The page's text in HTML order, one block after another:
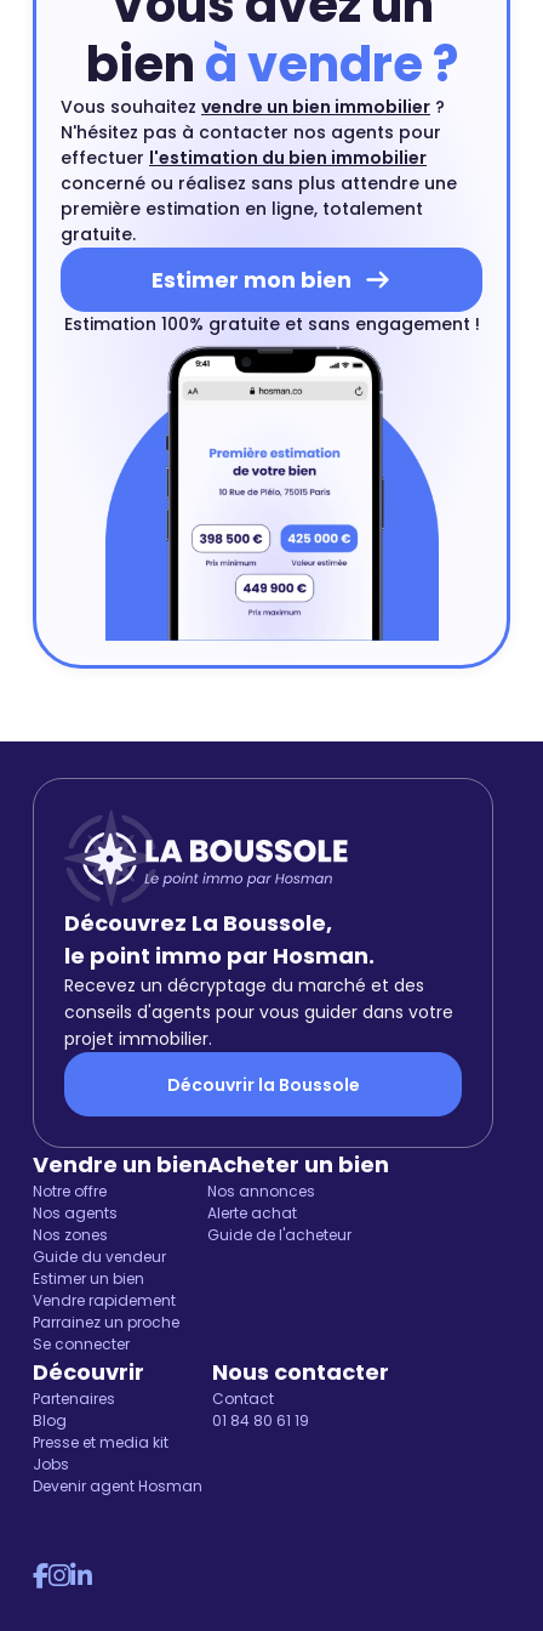
bienà vendre ?
Vous souhaitez vendre un bien immobilier ?
N'hésitez pas à contacter nos agents pour
effectuer l'estimation du bien immobilier
concerné ou réalisez sans plus attendre une
première estimation en ligne, totalement
gratuite.
Estimer mon bien
Estimation 100% gratuite et sans engagement !
Découvrez La Boussole,
le point immo par Hosman.
Recevez un décryptage du marché et des
conseils d'agents pour vous guider dans votre
projet immobilier.
Découvrir la Boussole
Vendre un bien
Notre offre
Nos agents
Nos zones
Guide du vendeur
Estimer un bien
Vendre rapidement
Parrainez un proche
Se connecter
Acheter un bien
Nos annonces
Alerte achat
Guide de l'acheteur
Découvrir
Partenaires
Blog
Presse et media kit
Jobs
Devenir agent Hosman
Nous contacter
Contact
01 84 80 61 19